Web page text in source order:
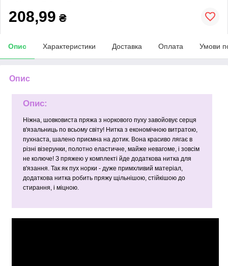
208,99 ₴
Опис Характеристики Доставка Оплата Умови
Опис
Опис:
Ніжна, шовковиста пряжа з норкового пуху завойовує серця
в'язальниць по всьому світу! Нитка з економічною витратою,
пухнаста, шалено приємна на дотик. Вона красиво лягає в
різні візерунки, полотно еластичне, майже невагоме, і зовсім
не колюче! З пряжею у комплекті йде додаткова нитка для
в'язання. Так як пух норки - дуже примхливий матеріал,
додаткова нитка робить пряжу щільнішою, стійкішою до
стирання, і міцною.